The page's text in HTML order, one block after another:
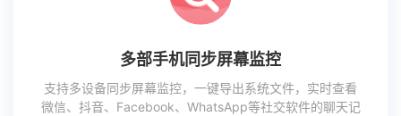
多部手机同步屏幕监控
支持多设备同步屏幕监控，一键导出系统文件，实时查看
微信、抖音、Facebook、WhatsApp等社交软件的聊天记